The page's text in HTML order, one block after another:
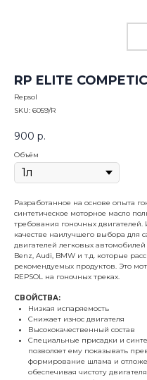
RP ELITE
Repsol
SKU: 6059/R
900 р.
Объём
Разработанное на основе опыта
синтетическое моторное масло
требования гоночных
качестве наилучшего выбора для
двигателей легковых
Benz, Audi, BMW и т.д. которые
рекомендуемых продуктов. Это
REPSOL на гоночных треках.
СВОЙСТВА:
Низкая испаряемость
Снижает износ двигателя
Высококачественный состав
Специальные присадки и
позволяет ему показывать
формирование шлама и
обеспечивая чистоту двигателя